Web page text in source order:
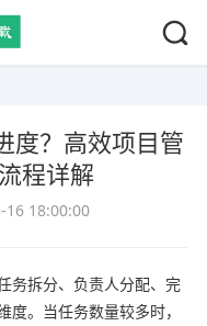
度？高效项目管
程详解
16 18:00:00
务拆分、负责人分配、完
。当任务数量较多时，